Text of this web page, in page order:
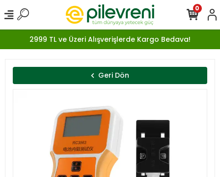
2999 TL ve Üzeri Alışverişlerde Kargo Bedava!
0
Geri Dön